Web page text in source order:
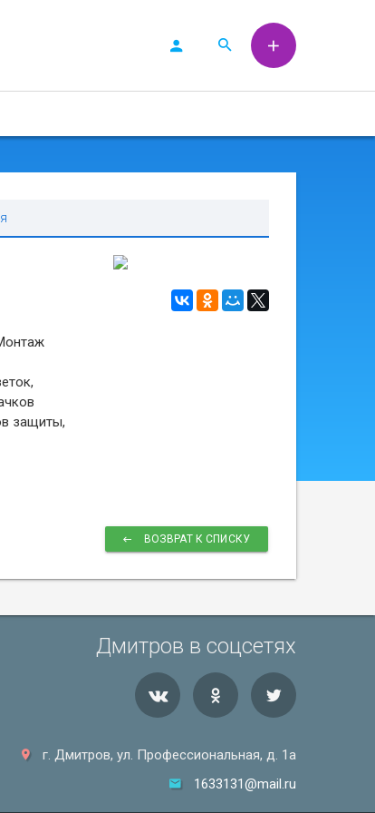
защиты,
ВОЗВРАТ К СПИСКУ
Дмитров в соцсетях
г. Дмитров, ул. Профессиональная, д. 1а
1633131@mail.ru